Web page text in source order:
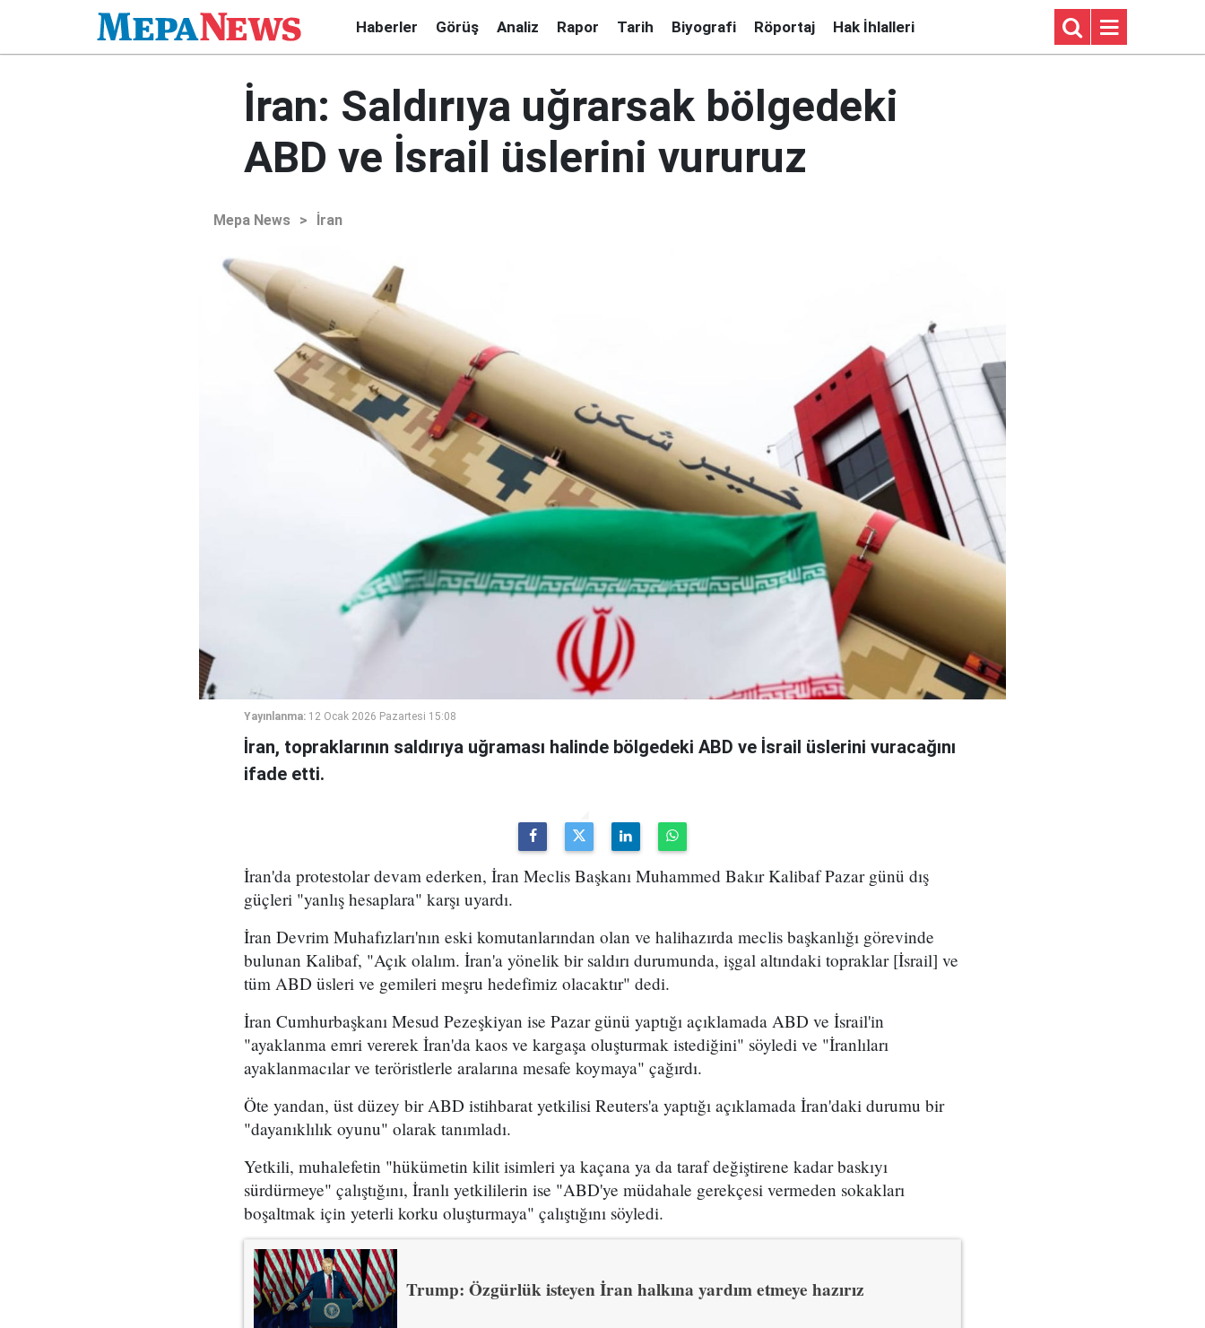
Haberler Görüş Analiz Rapor Tarih Biyografi Röportaj Hak İhlalleri
İran: Saldırıya uğrarsak bölgedeki
ABD ve İsrail üslerini vururuz
Mepa News > İran
Yayınlanma: 12 Ocak 2026 Pazartesi 15:08
İran, topraklarının saldırıya uğraması halinde bölgedeki ABD ve İsrail üslerini vuracağını
ifade etti.
İran'da protestolar devam ederken, İran Meclis Başkanı Muhammed Bakır Kalibaf Pazar günü dış
güçleri "yanlış hesaplara" karşı uyardı.
İran Devrim Muhafızları'nın eski komutanlarından olan ve halihazırda meclis başkanlığı görevinde
bulunan Kalibaf, "Açık olalım. İran'a yönelik bir saldırı durumunda, işgal altındaki topraklar [İsrail] ve
tüm ABD üsleri ve gemileri meşru hedefimiz olacaktır" dedi.
İran Cumhurbaşkanı Mesud Pezeşkiyan ise Pazar günü yaptığı açıklamada ABD ve İsrail'in
"ayaklanma emri vererek İran'da kaos ve kargaşa oluşturmak istediğini" söyledi ve "İranlıları
ayaklanmacılar ve teröristlerle aralarına mesafe koymaya" çağırdı.
Öte yandan, üst düzey bir ABD istihbarat yetkilisi Reuters'a yaptığı açıklamada İran'daki durumu bir
"dayanıklılık oyunu" olarak tanımladı.
Yetkili, muhalefetin "hükümetin kilit isimleri ya kaçana ya da taraf değiştirene kadar baskıyı
sürdürmeye" çalıştığını, İranlı yetkililerin ise "ABD'ye müdahale gerekçesi vermeden sokakları
boşaltmak için yeterli korku oluşturmaya" çalıştığını söyledi.
Trump: Özgürlük isteyen İran halkına yardım etmeye hazırız